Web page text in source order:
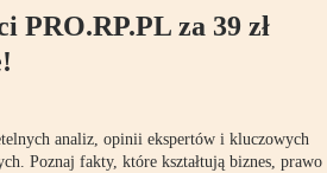
PRO.RP.PL za 39 zł
analiz, opinii ekspertów i kluczowych
Poznaj fakty, które kształtują biznes, prawo